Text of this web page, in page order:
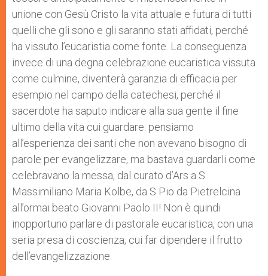
unione con Gesù Cristo la vita attuale e futura di tutti
quelli che gli sono e gli saranno stati affidati, perché
ha vissuto l’eucaristia come fonte. La conseguenza
invece di una degna celebrazione eucaristica vissuta
come culmine, diventerà garanzia di efficacia per
esempio nel campo della catechesi, perché il
sacerdote ha saputo indicare alla sua gente il fine
ultimo della vita cui guardare: pensiamo
all’esperienza dei santi che non avevano bisogno di
parole per evangelizzare, ma bastava guardarli come
celebravano la messa, dal curato d’Ars a S.
Massimiliano Maria Kolbe, da S Pio da Pietrelcina
all’ormai beato Giovanni Paolo II! Non è quindi
inopportuno parlare di pastorale eucaristica, con una
seria presa di coscienza, cui far dipendere il frutto
dell’evangelizzazione.